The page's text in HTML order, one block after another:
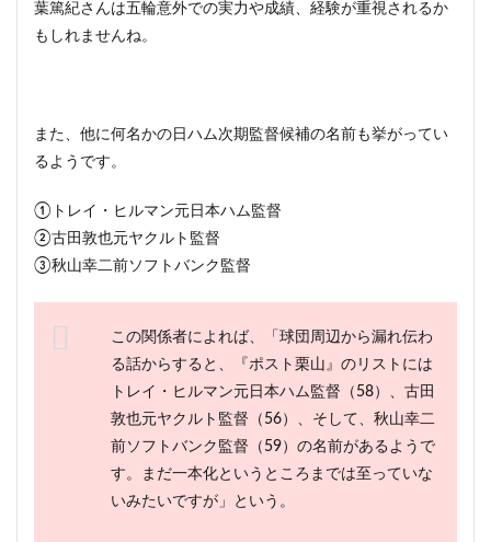
葉篤紀さんは五輪意外での実力や成績、経験が重視されるか
もしれませんね。
また、他に何名かの日ハム次期監督候補の名前も挙がってい
るようです。
①トレイ・ヒルマン元日本ハム監督
②古田敦也元ヤクルト監督
③秋山幸二前ソフトバンク監督
この関係者によれば、「球団周辺から漏れ伝わ
る話からすると、『ポスト栗山』のリストには
トレイ・ヒルマン元日本ハム監督（58）、古田
敦也元ヤクルト監督（56）、そして、秋山幸二
前ソフトバンク監督（59）の名前があるようで
す。まだ一本化というところまでは至っていな
いみたいですが」という。